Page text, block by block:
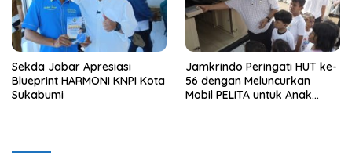
Sekda Jabar Apresiasi
Blueprint HARMONI KNPI Kota
Sukabumi
Jamkrindo Peringati HUT ke-
56 dengan Meluncurkan
Mobil PELITA untuk Anak